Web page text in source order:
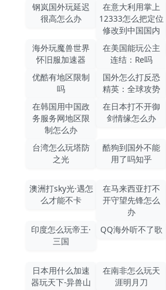
钢岚国外玩延迟
很高怎么办
在意大利用掌上
12333怎么把定位
修改到中国国内
海外玩魔兽世界
怀旧服加速器
在美国能玩公主
连结：Re吗
优酷有地区限制
吗
国外怎么打反恐
精英：全球攻势
在韩国用中国政
务服务网地区限
制怎么办
在日本打不开御
剑情缘怎么办
台湾怎么玩塔防
之光
酷狗到国外不能
用了吗知乎
澳洲打sky光·遇怎
么才能不卡
在马来西亚打不
开守望先锋怎么
办
印度怎么玩帝王·
三国
QQ海外听不了歌
日本用什么加速
器玩天下-异兽山
在南非怎么玩天
涯明月刀